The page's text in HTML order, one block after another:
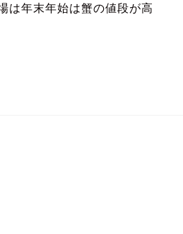
は年末年始は蟹の値段が高